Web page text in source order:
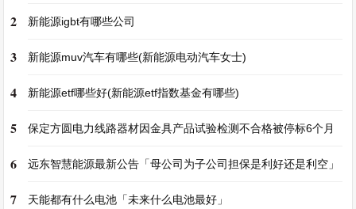
2 新能源igbt有哪些公司
3 新能源muv汽车有哪些(新能源电动汽车女士)
4 新能源etf哪些好(新能源etf指数基金有哪些)
5 保定方圆电力线路器材因金具产品试验检测不合格被停标6个月
6 远东智慧能源最新公告「母公司为子公司担保是利好还是利空」
7 天能都有什么电池「未来什么电池最好」